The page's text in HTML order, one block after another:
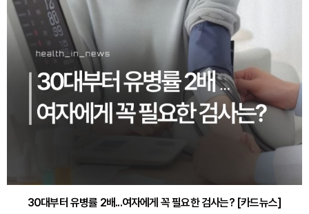
30대부터 유병률 2배...여자에게 꼭 필요한 검사는? [카드뉴스]
감기·독감 예방하고 면역력 높이는 4가지 영양제 [카드뉴스]